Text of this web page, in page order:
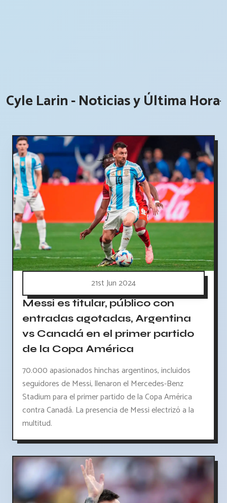
Cyle Larin - Noticias y Última Hora
21st Jun 2024
Messi es titular, público con
entradas agotadas, Argentina
vs Canadá en el primer partido
de la Copa América
70.000 apasionados hinchas argentinos, incluidos
seguidores de Messi, llenaron el Mercedes-Benz
Stadium para el primer partido de la Copa América
contra Canadá. La presencia de Messi electrizó a la
multitud.